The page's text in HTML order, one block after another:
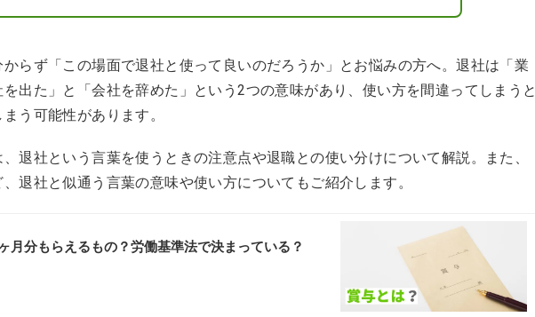
らず「この場面で退社と使って良いのだろうか」とお悩みの方へ。退社は「業
出た」と「会社を辞めた」という2つの意味があり、使い方を間違ってしまうと
う可能性があります。
退社という言葉を使うときの注意点や退職との使い分けについて解説。また、
退社と似通う言葉の意味や使い方についてもご紹介します。
月分もらえるもの？労働基準法で決まっている？